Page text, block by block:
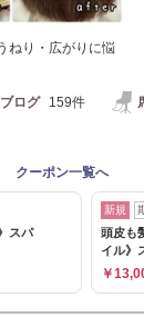
ねり・広がりに悩
ブログ 159件
クーポン一覧へ
スパ
新規
頭皮も
イル》
￥